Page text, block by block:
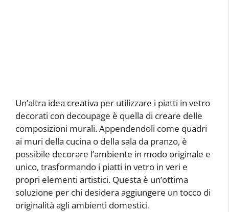
Un’altra idea creativa per utilizzare i piatti in vetro
decorati con decoupage è quella di creare delle
composizioni murali. Appendendoli come quadri
ai muri della cucina o della sala da pranzo, è
possibile decorare l’ambiente in modo originale e
unico, trasformando i piatti in vetro in veri e
propri elementi artistici. Questa è un’ottima
soluzione per chi desidera aggiungere un tocco di
originalità agli ambienti domestici.